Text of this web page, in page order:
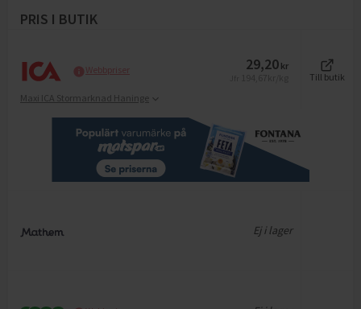
PRIS I BUTIK
Webbpriser 29,20 kr
Till butik
Maxi ICA Stormarknad Haninge
Ej i lager